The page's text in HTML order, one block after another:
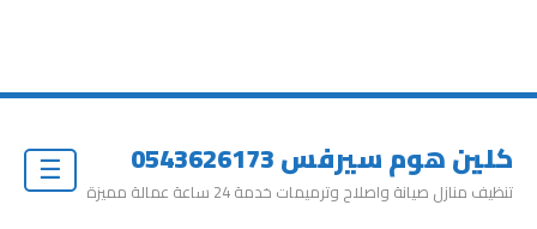
كلين هوم سيرفس 0543626173
تنظيف منازل صيانة واصلاح وترميمات خدمة 24 ساعة عمالة مميزة